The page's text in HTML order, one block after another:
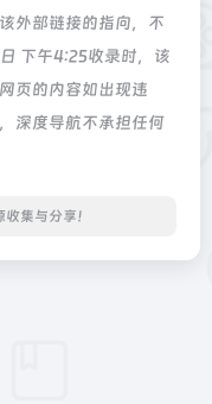
外部链接的指向，不
下午4:25收录时，该
页的内容如出现违
深度导航不承担任何
集与分享！